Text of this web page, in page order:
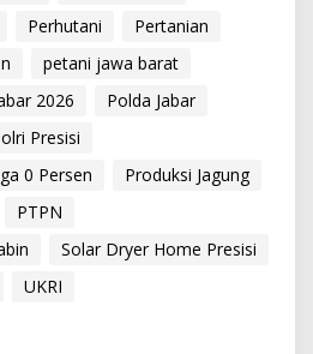
Perhutani
Pertanian
petani jawa barat
2026
Polda Jabar
Presisi
0 Persen
Produksi Jagung
PTPN
Solar Dryer Home Presisi
UKRI